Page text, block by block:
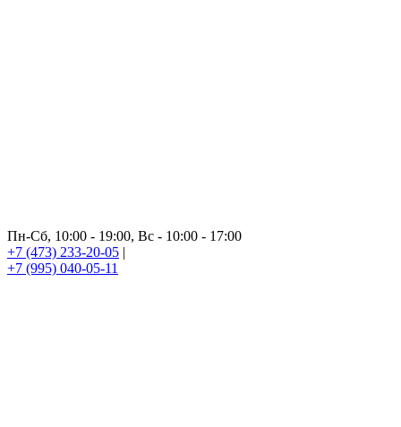
Пн-Сб, 10:00 - 19:00, Вс - 10:00 - 17:00
+7 (473) 233-20-05 |
+7 (995) 040-05-11